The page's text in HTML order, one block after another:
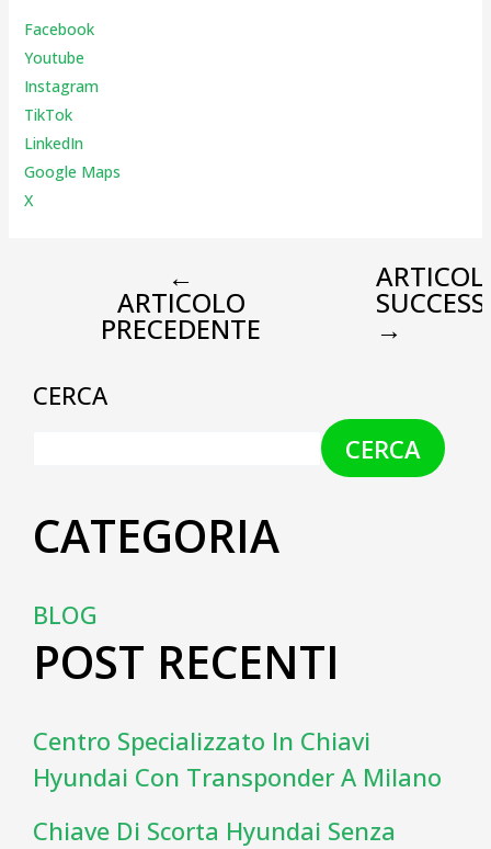
Facebook
Youtube
Instagram
TikTok
LinkedIn
Google Maps
X
←
ARTICOLO
PRECEDENTE →
CERCA
CERCA
CATEGORIA
BLOG
POST RECENTI
Centro Specializzato In Chiavi
Hyundai Con Transponder A Milano
Chiave Di Scorta Hyundai Senza